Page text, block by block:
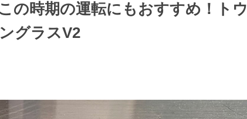
の時期の運転にもおすすめ！トウ
グラスV2